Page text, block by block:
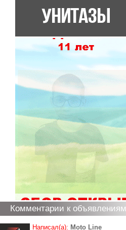
Комментарии к объявлениям
Написал(а): Moto Line